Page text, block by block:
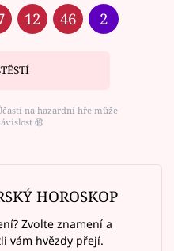
12 46 2
na hazardní hře může
⑱
HOROSKOP
Zvolte znamení a
vám hvězdy přejí.